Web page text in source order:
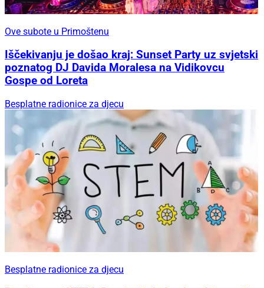
Ove subote u Primoštenu
Iščekivanju je došao kraj: Sunset Party uz svjetski
poznatog DJ Davida Moralesa na Vidikovcu
Gospe od Loreta
Besplatne radionice za djecu
Besplatne radionice za djecu